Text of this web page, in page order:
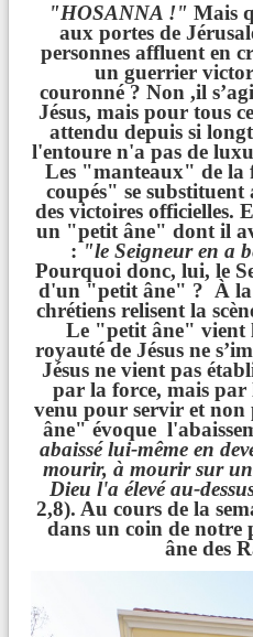
Paroisse Sainte Anne de Six-Fours
VENDREDI 23 MARS – 19h30
RENCEÉSOTERISME -
PAR LE P. FROPPO
"HOSANNA !" Mais
aux portes de
personnes affluent en
un guerrier
couronné ? Non ,il
Jésus, mais pour tous
attendu depuis si
l'entoure n'a pas de
Les "manteaux" de la
coupés" se
des victoires officielles.
un "petit âne" dont il
: "le Seigneur en a
Pourquoi donc, lui, le
d'un "petit âne" ? À la
chrétiens relisent la
Le "petit âne" vient
royauté de Jésus ne
Jésus ne vient pas
par la force, mais par
venu pour servir et non
âne" évoque
abaissé lui-même en
mourir, à mourir sur
Dieu l'a élevé au-
2,8). Au cours de la
dans un coin de notre
âne des